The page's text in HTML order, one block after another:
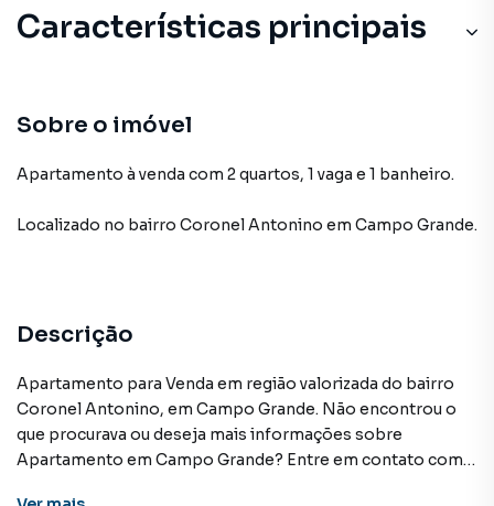
Características principais
Sobre o imóvel
Apartamento à venda com 2 quartos, 1 vaga e 1 banheiro.
Localizado no bairro Coronel Antonino em Campo Grande.
Descrição
Apartamento para Venda em região valorizada do bairro
Coronel Antonino, em Campo Grande. Não encontrou o
que procurava ou deseja mais informações sobre
Apartamento em Campo Grande? Entre em contato com